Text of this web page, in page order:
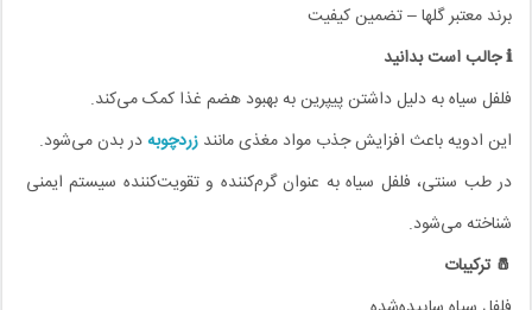
برند معتبر گلها – تضمین کیفیت
ℹ️ جالب است بدانید
فلفل سیاه به دلیل داشتن پیپرین به بهبود هضم غذا کمک می‌کند.
این ادویه باعث افزایش جذب مواد مغذی مانند زردچوبهدر بدن می‌شود.
در طب سنتی، فلفل سیاه به عنوان گرم‌کننده و تقویت‌کننده سیستم ایمنی
شناخته می‌شود.
🧂 ترکیبات